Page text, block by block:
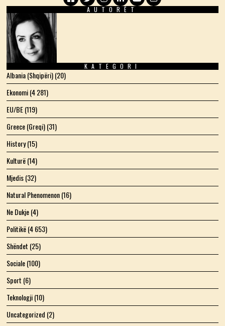
Facebook
TwitterInstagram
LinkedIn
YouTube
Email
AUTORËT
KATEGORI
Albania (Shqipëri)(20)
Ekonomi(4 281)
EU/BE(119)
Greece (Greqi)(31)
History(15)
Kulturë(14)
Mjedis(32)
Natural Phenomenon(16)
Ne Dukje(4)
Politikë(4 653)
Shëndet (25)
Sociale(100)
Sport (6)
Teknologji(10)
Uncategorized (2)